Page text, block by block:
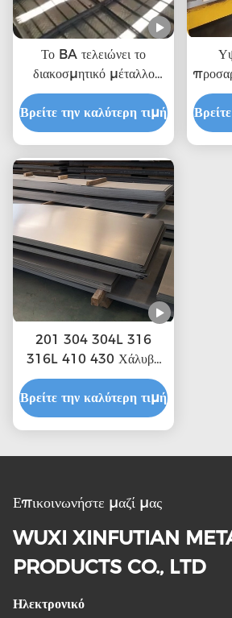
Το BA τελειώνει το
διακοσμητικό μέταλλο
φύλλων 316 SS 4x8 που
κόβεται στο μέγεθος
1000mm το πλάτος
Βρείτε την καλύτερη τιμή
201 304 304L 316
316L 410 430 Χάλυβα
από ανοξείδωτο χάλυβα
πλάκες με
προσαρμοσμένο μήκος
φυσική επιφάνεια
Βρείτε την καλύτερη τιμή
Επικοινωνήστε μαζί μας
WUXI XINFUTIAN
PRODUCTS CO., LTD
Ηλεκτρονικό